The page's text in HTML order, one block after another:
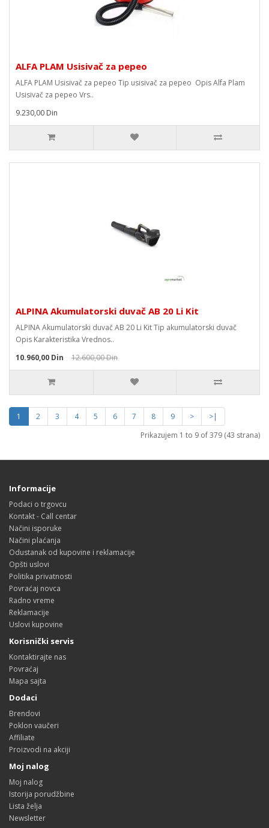
ALFA PLAM Usisivač za pepeo
ALFA PLAM Usisivač za pepeo Tip usisivač za pepeo Opis Alfa Plam
Usisivač za pepeo Vrs..
9.230,00 Din
ALPINA Akumulatorski duvač AB 20 Li Kit
ALPINA Akumulatorski duvač AB 20 Li Kit Tip akumulatorski duvač
Opis Karakteristika Vrednos..
10.960,00 Din
12.600,00 Din
1 2 3 4 5 6 7 8 9 >
>|
Prikazujem 1 to 9 of 379 (43 strana)
Informacije
Podaci o trgovcu
Kontakt - Call centar
Načini isporuke
Načini plaćanja
Odustanak od kupovine i reklamacije
Opšti uslovi
Politika privatnosti
Povraćaj novca
Radno vreme
Reklamacije
Uslovi kupovine
Korisnički servis
Kontaktirajte nas
Povraćaj
Mapa sajta
Dodaci
Brendovi
Poklon vaučeri
Affiliate
Proizvodi na akciji
Moj nalog
Moj nalog
Istorija porudžbine
Lista želja
Newsletter